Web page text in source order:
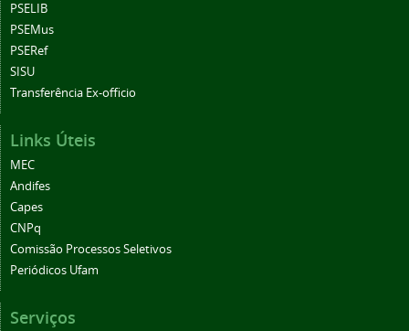
PSELIB
PSEMus
PSERef
SISU
Transferência Ex-officio
Links Úteis
MEC
Andifes
Capes
CNPq
Comissão Processos Seletivos
Periódicos Ufam
Serviços